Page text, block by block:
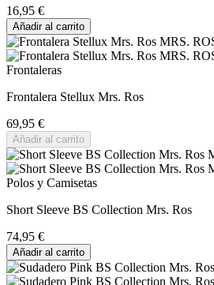
16,95 €
Añadir al carrito
Frontaleras
Frontalera Stellux Mrs. Ros
69,95 €
Añadir al carrito
Polos y Camisetas
Short Sleeve BS Collection Mrs. Ros
74,95 €
Añadir al carrito